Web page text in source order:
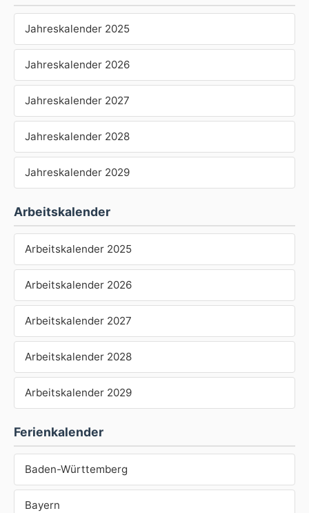
Jahreskalender 2025
Jahreskalender 2026
Jahreskalender 2027
Jahreskalender 2028
Jahreskalender 2029
Arbeitskalender
Arbeitskalender 2025
Arbeitskalender 2026
Arbeitskalender 2027
Arbeitskalender 2028
Arbeitskalender 2029
Ferienkalender
Baden-Württemberg
Bayern